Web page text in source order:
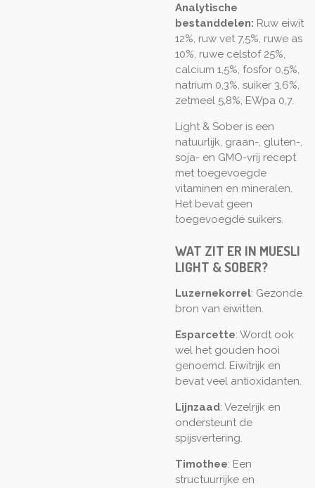
Analytische
bestanddelen: Ruw eiwit
12%, ruw vet 7,5%, ruwe as
10%, ruwe celstof 25%,
calcium 1,5%, fosfor 0,5%,
natrium 0,3%, suiker 3,6%,
zetmeel 5,8%, EWpa 0,7.
Light & Sober is een
natuurlijk, graan-, gluten-,
soja- en GMO-vrij recept
met toegevoegde
vitaminen en mineralen.
Het bevat geen
toegevoegde suikers.
WAT ZIT ER IN MUESLI
LIGHT & SOBER?
Luzernekorrel: Gezonde
bron van eiwitten.
Esparcette: Wordt ook
wel het gouden hooi
genoemd. Eiwitrijk en
bevat veel antioxidanten.
Lijnzaad: Vezelrijk en
ondersteunt de
spijsvertering.
Timothee: Een
structuurrijke en